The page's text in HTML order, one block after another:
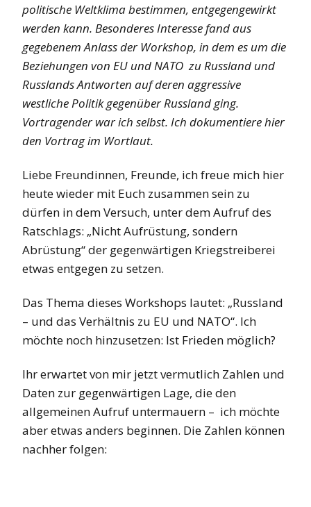
politische Weltklima bestimmen, entgegengewirkt
werden kann. Besonderes Interesse fand aus
gegebenem Anlass der Workshop, in dem es um die
Beziehungen von EU und NATO zu Russland und
Russlands Antworten auf deren aggressive
westliche Politik gegenüber Russland ging.
Vortragender war ich selbst. Ich dokumentiere hier
den Vortrag im Wortlaut.
Liebe Freundinnen, Freunde, ich freue mich hier
heute wieder mit Euch zusammen sein zu
dürfen in dem Versuch, unter dem Aufruf des
Ratschlags: „Nicht Aufrüstung, sondern
Abrüstung“ der gegenwärtigen Kriegstreiberei
etwas entgegen zu setzen.
Das Thema dieses Workshops lautet: „Russland
– und das Verhältnis zu EU und NATO“. Ich
möchte noch hinzusetzen: Ist Frieden möglich?
Ihr erwartet von mir jetzt vermutlich Zahlen und
Daten zur gegenwärtigen Lage, die den
allgemeinen Aufruf untermauern – ich möchte
aber etwas anders beginnen. Die Zahlen können
nachher folgen: